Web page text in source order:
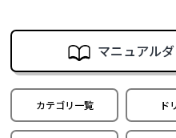
マニュアル
カテゴリ一覧 ド